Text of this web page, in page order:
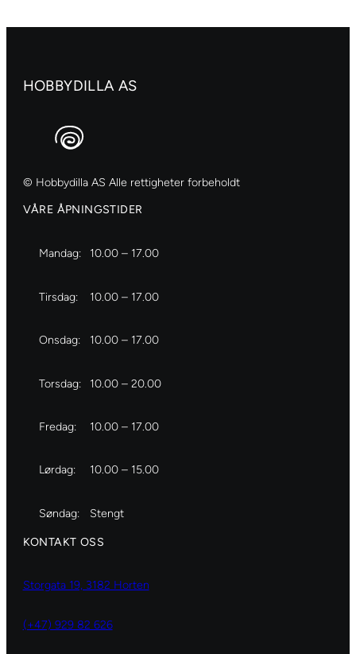
no.2
HOBBYDILLA AS
© Hobbydilla AS Alle rettigheter forbeholdt
VÅRE ÅPNINGSTIDER
Mandag: 10.00 – 17.00
Tirsdag: 10.00 – 17.00
Onsdag: 10.00 – 17.00
Torsdag: 10.00 – 20.00
Fredag: 10.00 – 17.00
Lørdag: 10.00 – 15.00
Søndag: Stengt
KONTAKT OSS
Storgata 19, 3182 Horten
(+47) 929 82 626